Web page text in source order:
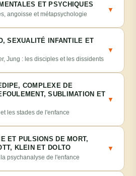
ET PSYCHIQUES
angoisse et métapsychologie
▼
SEXUALITÉ INFANTILE ET
Jung : les disciples et les dissidents
▼
COMPLEXE DE
SUBLIMATION ET
les stades de l'enfance
▼
ET PULSIONS DE MORT,
KLEIN ET DOLTO
psychanalyse de l'enfance
▼